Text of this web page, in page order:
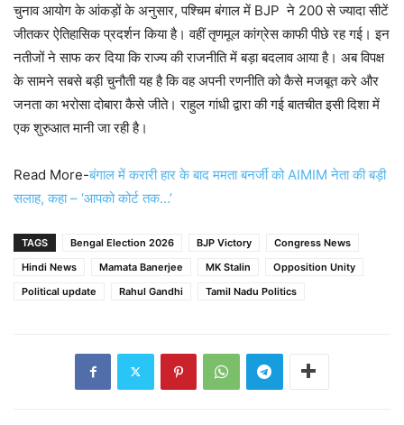
चुनाव आयोग के आंकड़ों के अनुसार, पश्चिम बंगाल में BJP ने 200 से ज्यादा सीटें
जीतकर ऐतिहासिक प्रदर्शन किया है। वहीं तृणमूल कांग्रेस काफी पीछे रह गई। इन
नतीजों ने साफ कर दिया कि राज्य की राजनीति में बड़ा बदलाव आया है। अब विपक्ष
के सामने सबसे बड़ी चुनौती यह है कि वह अपनी रणनीति को कैसे मजबूत करे और
जनता का भरोसा दोबारा कैसे जीते। राहुल गांधी द्वारा की गई बातचीत इसी दिशा में
एक शुरुआत मानी जा रही है।
Read More-बंगाल में करारी हार के बाद ममता बनर्जी को AIMIM नेता की बड़ी
सलाह, कहा – ‘आपको कोर्ट तक…’
TAGS Bengal Election 2026 BJP Victory
Congress News
Hindi News
Mamata Banerjee MK Stalin
Opposition Unity
Political update
Rahul Gandhi Tamil Nadu Politics